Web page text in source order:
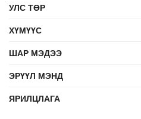
УЛС ТӨР
ХҮМҮҮС
ШАР МЭДЭЭ
ЭРҮҮЛ МЭНД
ЯРИЛЦЛАГА